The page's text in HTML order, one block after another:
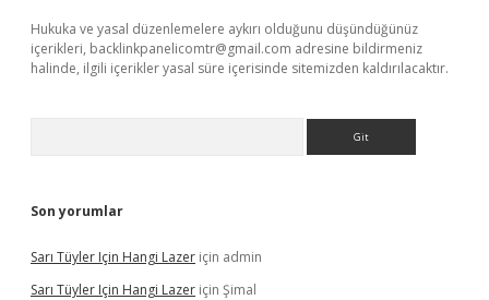
Hukuka ve yasal düzenlemelere aykırı olduğunu düşündüğünüz
içerikleri, backlinkpanelicomtr@gmail.com adresine bildirmeniz
halinde, ilgili içerikler yasal süre içerisinde sitemizden kaldırılacaktır.
Son yorumlar
Sarı Tüyler Için Hangi Lazer için admin
Sarı Tüyler Için Hangi Lazer için Şimal